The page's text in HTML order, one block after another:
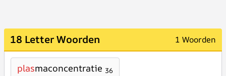
18 Letter Woorden 1 Woorden
plasmaconcentratie 36